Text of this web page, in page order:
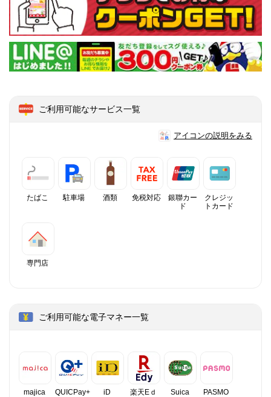
ご利用可能なサービス一覧
アイコンの説明をみる
たばこ 駐車場 酒類 免税対応
銀聯カー
ド
クレジッ
トカード
専門店
ご利用可能な電子マネー一覧
majica QUICPay+ iD
楽天Eｄ
Suica PASMO